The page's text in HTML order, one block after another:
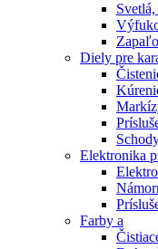
Diely pre
Elektronika
Farby a